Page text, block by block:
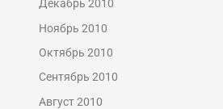
Декабрь 2010
Ноябрь 2010
Октябрь 2010
Сентябрь 2010
Август 2010